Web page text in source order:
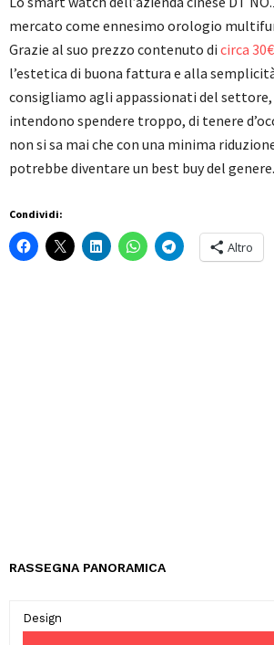
mercato come ennesimo orologio
Grazie al suo prezzo contenuto di circa
l’estetica di buona fattura e alla
consigliamo agli appassionati del settore,
intendono spendere troppo, di tenere
non si sa mai che con una minima
potrebbe diventare un best buy del genere.
Condividi:
Altro
RASSEGNA PANORAMICA
Design